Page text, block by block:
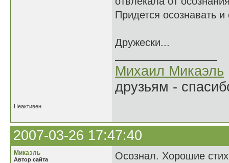
Придется осознавать и
Дружески...
Михаил Микаэль
друзьям -
Неактивен
2007-03-26 17:47:40
Микаэль
Автор сайта
Осознал. Хорошие